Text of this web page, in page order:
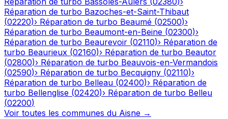
Réparation de turbo Bazoches-et-Saint-Thibaut
(02220)› Réparation de turbo Beaumé (02500)›
Réparation de turbo Beaumont-en-Beine (02300)›
Réparation de turbo Beaurevoir (02110)› Réparation de
turbo Beaurieux (02160)› Réparation de turbo Beautor
(02800)› Réparation de turbo Beauvois-en-Vermandois
(02590)› Réparation de turbo Becquigny (02110)›
Réparation de turbo Belleau (02400)› Réparation de
turbo Bellenglise (02420)› Réparation de turbo Belleu
(02200)
Voir toutes les communes du Aisne →